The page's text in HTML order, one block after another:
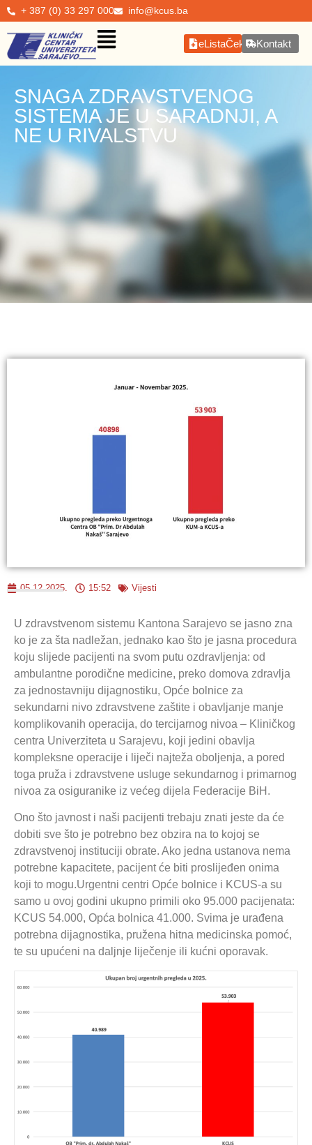
+ 387 (0) 33 297 000 info@kcus.ba
eListaČekanjaKontakt
SNAGA ZDRAVSTVENOG
SISTEMA JE U SARADNJI, A
NE U RIVALSTVU
05.12.2025. 15:52 Vijesti
U zdravstvenom sistemu Kantona Sarajevo se jasno zna
ko je za šta nadležan, jednako kao što je jasna procedura
koju slijede pacijenti na svom putu ozdravljenja: od
ambulantne porodične medicine, preko domova zdravlja
za jednostavniju dijagnostiku, Opće bolnice za
sekundarni nivo zdravstvene zaštite i obavljanje manje
komplikovanih operacija, do tercijarnog nivoa – Kliničkog
centra Univerziteta u Sarajevu, koji jedini obavlja
kompleksne operacije i liječi najteža oboljenja, a pored
toga pruža i zdravstvene usluge sekundarnog i primarnog
nivoa za osiguranike iz većeg dijela Federacije BiH.
Ono što javnost i naši pacijenti trebaju znati jeste da će
dobiti sve što je potrebno bez obzira na to kojoj se
zdravstvenoj instituciji obrate. Ako jedna ustanova nema
potrebne kapacitete, pacijent će biti proslijeđen onima
koji to mogu.Urgentni centri Opće bolnice i KCUS-a su
samo u ovoj godini ukupno primili oko 95.000 pacijenata:
KCUS 54.000, Opća bolnica 41.000. Svima je urađena
potrebna dijagnostika, pružena hitna medicinska pomoć,
te su upućeni na daljnje liječenje ili kućni oporavak.